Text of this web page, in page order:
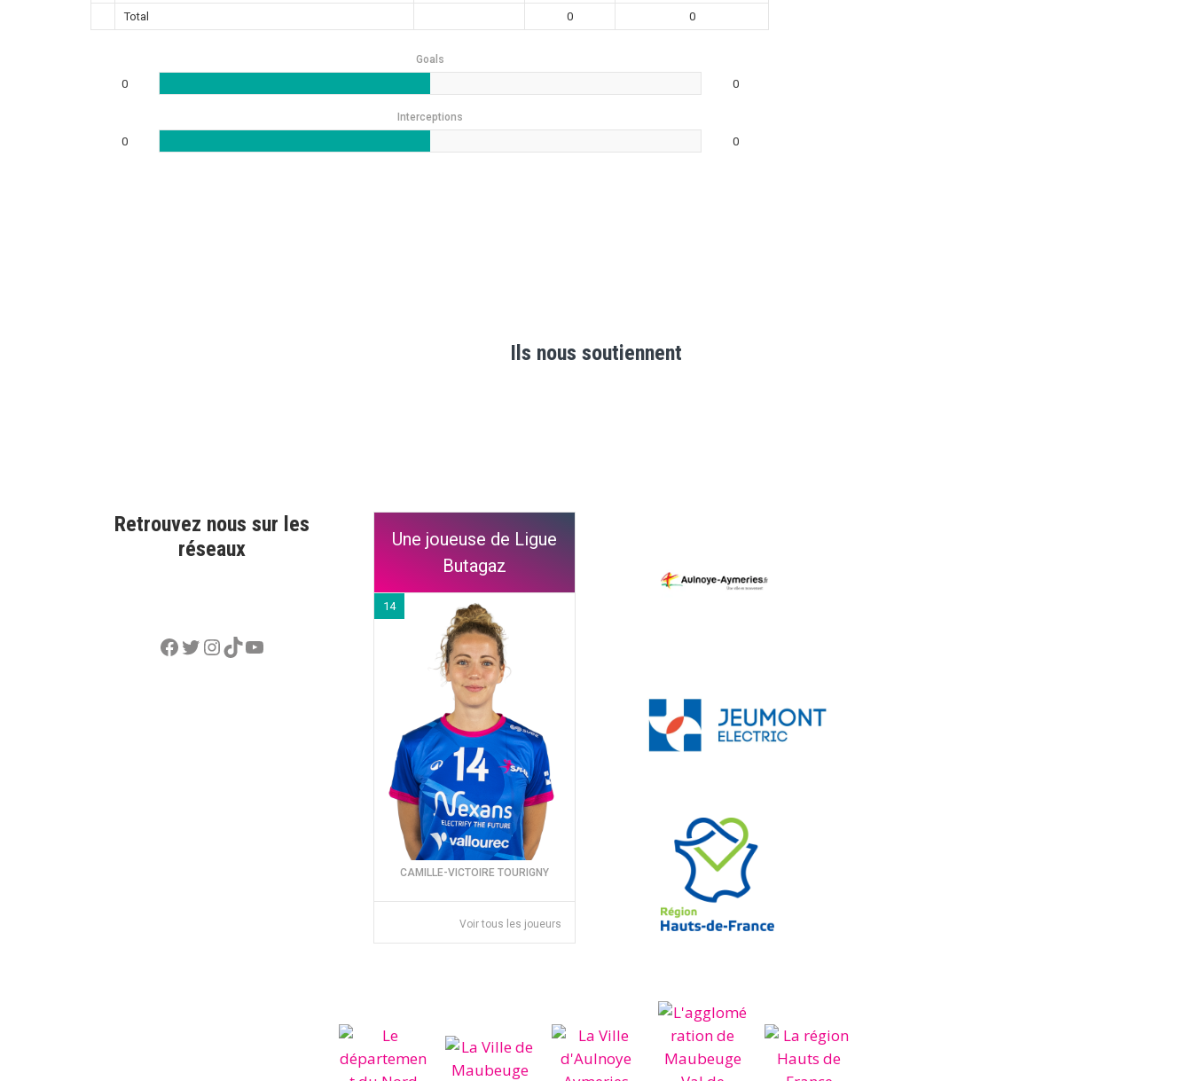
Total
0 0
Goals
0 0
Interceptions
0 0
Ils nous soutiennent
Retrouvez nous sur les
réseaux
Facebook
Twitter
Instagram
TikTok
YouTube
Une joueuse de Ligue
Butagaz
14
CAMILLE-VICTOIRE TOURIGNY
Voir tous les joueurs